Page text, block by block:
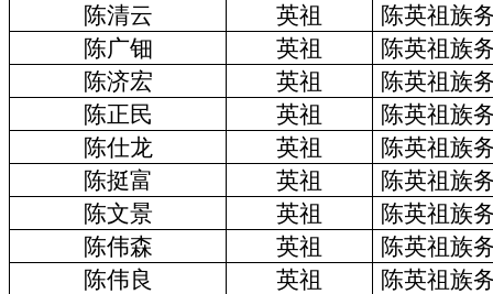
陈清云
英祖
陈英祖族
陈广钿
英祖
陈英祖族
陈济宏
英祖
陈英祖族
陈正民
英祖
陈英祖族
陈仕龙
英祖
陈英祖族
陈挺富
英祖
陈英祖族
陈文景
英祖
陈英祖族
陈伟森
英祖
陈英祖族
陈伟良
英祖
陈英祖族